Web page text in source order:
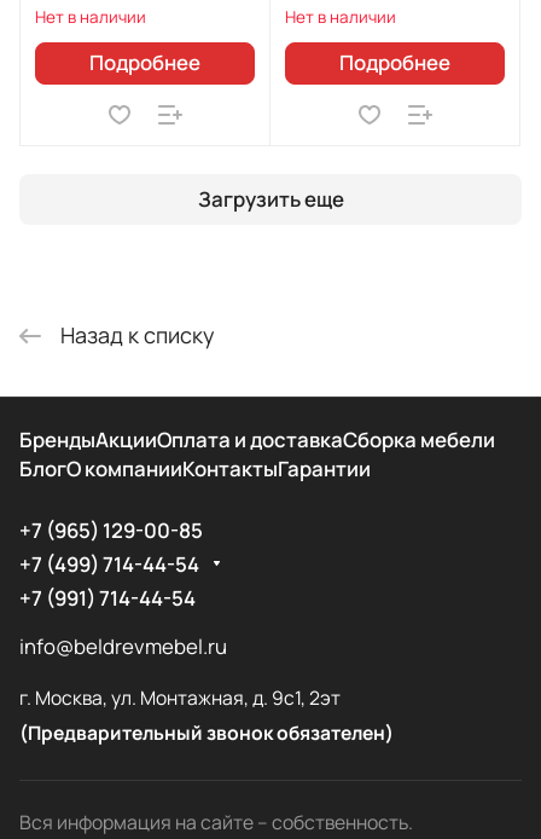
Нет в наличии
Подробнее
Нет в наличии
Подробнее
Загрузить еще
Назад к списку
БрендыАкцииОплата и доставкаСборка мебели
БлогО компанииКонтактыГарантии
+7 (965) 129-00-85
+7 (499) 714-44-54
+7 (991) 714-44-54
info@beldrevmebel.ru
г. Москва, ул. Монтажная, д. 9с1, 2эт
(Предварительный звонок обязателен)
Вся информация на сайте – собственность.